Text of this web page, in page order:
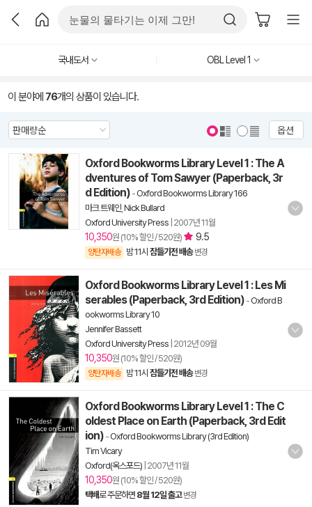
국내도서 OBL Level 1
이 분야에 76개의 상품이 있습니다.
옵션
Oxford Bookworms Library Level 1 : The A
dventures of Tom Sawyer (Paperback, 3r
d Edition) -Oxford Bookworms Library 166
마크 트웨인 Nick Bullard
Oxford University Press 2007년 11월
10,350원 (10% 할인 / 520원) 9.5
양탄자배송 밤 11시 잠들기전 배송 변경
Oxford Bookworms Library Level 1 : Les Mi
serables (Paperback, 3rd Edition) -Oxford B
ookworms Library 10
Jennifer Bassett
Oxford University Press 2012년 09월
10,350원 (10% 할인 / 520원)
양탄자배송 밤 11시 잠들기전 배송 변경
Oxford Bookworms Library Level 1 : The C
oldest Place on Earth (Paperback, 3rd Edit
ion) -Oxford Bookworms Library (3rd Edition)
Tim Vicary
Oxford(옥스포드) 2007년 11월
10,350원 (10% 할인 / 520원)
택배로 주문하면 8월 12일 출고 변경